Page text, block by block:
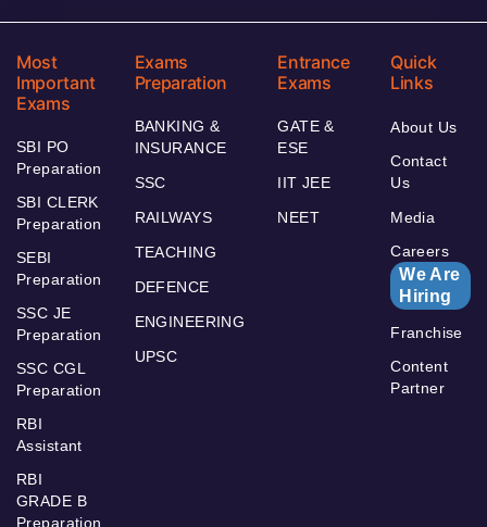
Most
Important
Exams
SBI PO
Preparation
SBI CLERK
Preparation
SEBI
Preparation
SSC JE
Preparation
SSC CGL
Preparation
RBI
Assistant
RBI
GRADE B
Preparation
Exams
Preparation
BANKING &
INSURANCE
SSC
RAILWAYS
TEACHING
DEFENCE
ENGINEERING
UPSC
Entrance
Exams
GATE &
ESE
IIT JEE
NEET
Quick
Links
About Us
Contact
Us
Media
Careers
We Are
Hiring
Franchise
Content
Partner